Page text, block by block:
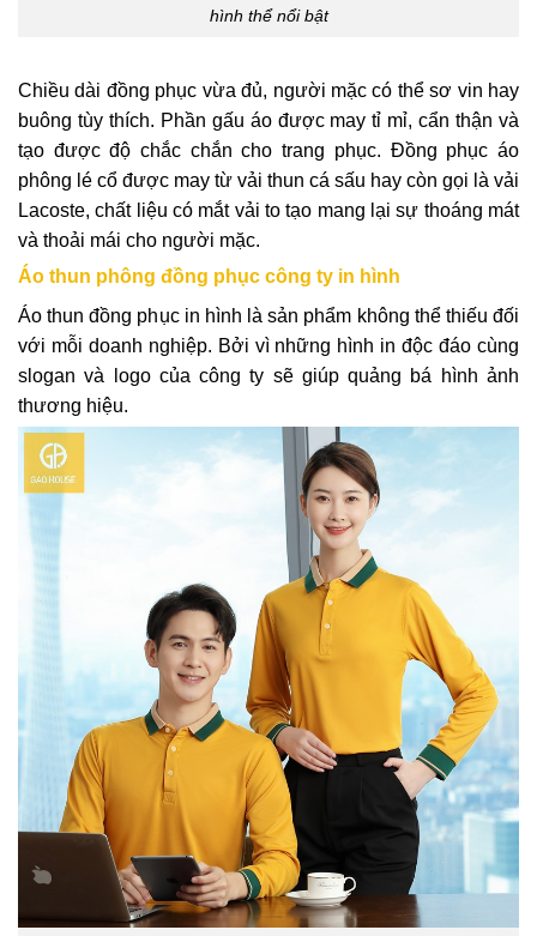
hình thể nổi bật
Chiều dài đồng phục vừa đủ, người mặc có thể sơ vin hay
buông tùy thích. Phần gấu áo được may tỉ mỉ, cẩn thận và
tạo được độ chắc chắn cho trang phục. Đồng phục áo
phông lé cổ được may từ vải thun cá sấu hay còn gọi là vải
Lacoste, chất liệu có mắt vải to tạo mang lại sự thoáng mát
và thoải mái cho người mặc.
Áo thun phông đồng phục công ty in hình
Áo thun đồng phục in hình là sản phẩm không thể thiếu đối
với mỗi doanh nghiệp. Bởi vì những hình in độc đáo cùng
slogan và logo của công ty sẽ giúp quảng bá hình ảnh
thương hiệu.